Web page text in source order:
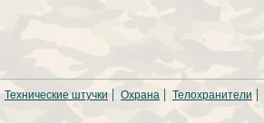
Технические штучки Охрана Телохранители